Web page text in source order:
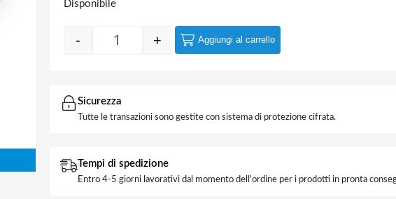
Disponibile
Strip LED 5050 IP20 60 Led/mt 10,8w/mt Luce Fredda
- + Aggiungi al carrello
Sicurezza
Tutte le transazioni sono gestite con sistema di protezione cifrata.
Tempi di spedizione
Entro 4-5 giorni lavorativi dal momento dell'ordine per i prodotti in pronta